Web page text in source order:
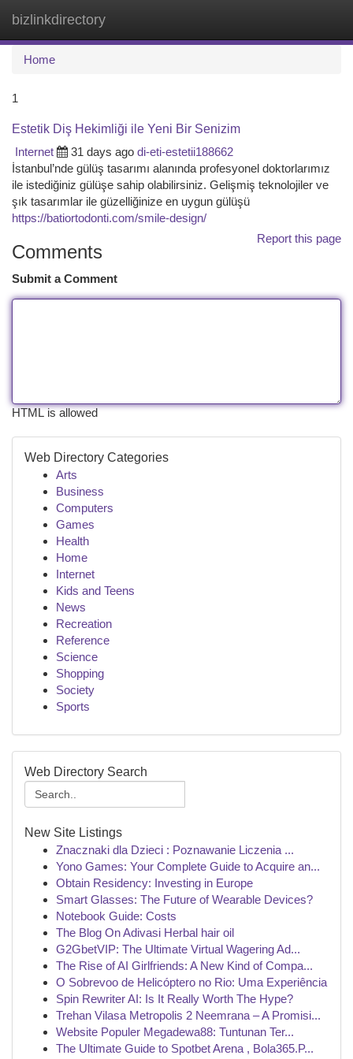
bizlinkdirectory
Home
1
Estetik Diş Hekimliği ile Yeni Bir Senizim
Internet
31 days ago di-eti-estetii188662
İstanbul’nde gülüş tasarımı alanında profesyonel doktorlarımız
ile istediğiniz gülüşe sahip olabilirsiniz. Gelişmiş teknolojiler ve
şık tasarımlar ile güzelliğinize en uygun gülüşü
https://batiortodonti.com/smile-design/
Report this page
Comments
Submit a Comment
HTML is allowed
Web Directory Categories
Arts
Business
Computers
Games
Health
Home
Internet
Kids and Teens
News
Recreation
Reference
Science
Shopping
Society
Sports
Web Directory Search
New Site Listings
Znacznaki dla Dzieci : Poznawanie Liczenia ...
Yono Games: Your Complete Guide to Acquire an...
Obtain Residency: Investing in Europe
Smart Glasses: The Future of Wearable Devices?
Notebook Guide: Costs
The Blog On Adivasi Herbal hair oil
G2GbetVIP: The Ultimate Virtual Wagering Ad...
The Rise of AI Girlfriends: A New Kind of Compa...
O Sobrevoo de Helicóptero no Rio: Uma Experiência
Spin Rewriter AI: Is It Really Worth The Hype?
Trehan Vilasa Metropolis 2 Neemrana – A Promisi...
Website Populer Megadewa88: Tuntunan Ter...
The Ultimate Guide to Spotbet Arena , Bola365.P...